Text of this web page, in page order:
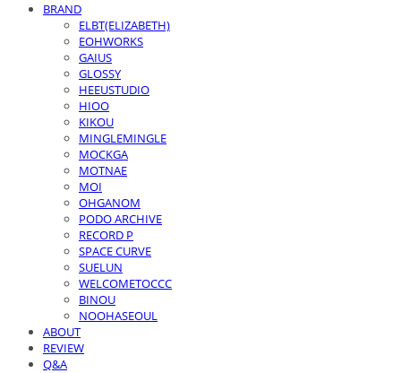
BRAND
ELBT(ELIZABETH)
EOHWORKS
GAIUS
GLOSSY
HEEUSTUDIO
HIOO
KIKOU
MINGLEMINGLE
MOCKGA
MOTNAE
MOI
OHGANOM
PODO ARCHIVE
RECORD P
SPACE CURVE
SUELUN
WELCOMETOCCC
BINOU
NOOHASEOUL
ABOUT
REVIEW
Q&A